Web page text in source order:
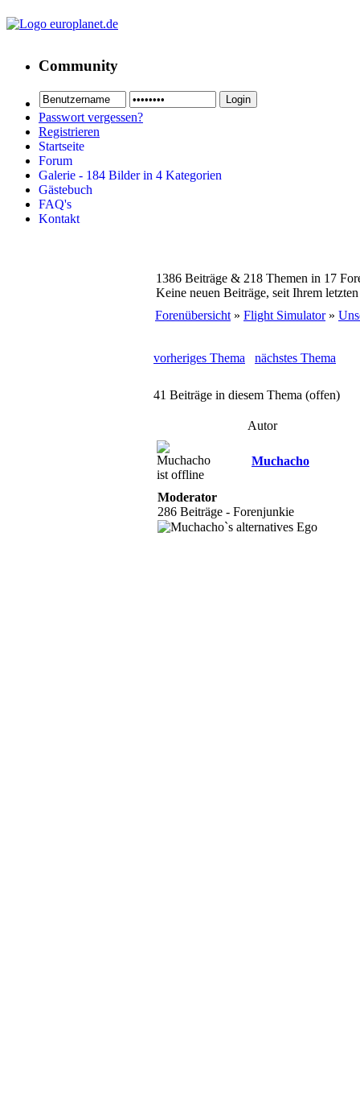
Community
Passwort vergessen?
Registrieren
Startseite
Forum
Galerie - 184 Bilder in 4 Kategorien
Gästebuch
FAQ's
Kontakt
1386 Beiträge & 218 Themen in 17
Keine neuen Beiträge, seit Ihrem
Forenübersicht» Flight Simulator»
vorheriges Thema nächstes Thema
41 Beiträge in diesem Thema (offen)
Autor
Muchacho
Moderator
286 Beiträge - Forenjunkie